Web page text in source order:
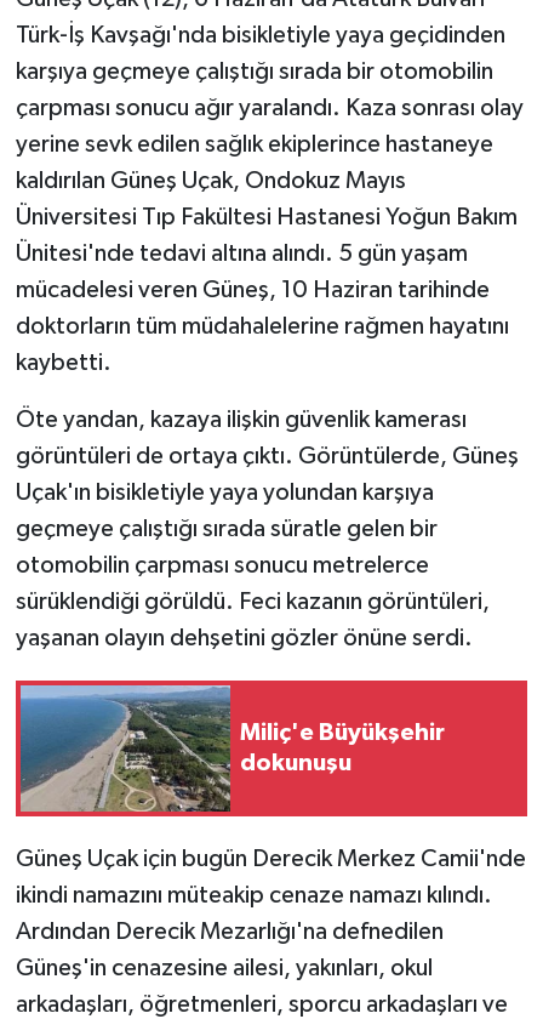
Türk-İş Kavşağı'nda bisikletiyle yaya geçidinden
karşıya geçmeye çalıştığı sırada bir otomobilin
çarpması sonucu ağır yaralandı. Kaza sonrası olay
yerine sevk edilen sağlık ekiplerince hastaneye
kaldırılan Güneş Uçak, Ondokuz Mayıs
Üniversitesi Tıp Fakültesi Hastanesi Yoğun Bakım
Ünitesi'nde tedavi altına alındı. 5 gün yaşam
mücadelesi veren Güneş, 10 Haziran tarihinde
doktorların tüm müdahalelerine rağmen hayatını
kaybetti.
Öte yandan, kazaya ilişkin güvenlik kamerası
görüntüleri de ortaya çıktı. Görüntülerde, Güneş
Uçak'ın bisikletiyle yaya yolundan karşıya
geçmeye çalıştığı sırada süratle gelen bir
otomobilin çarpması sonucu metrelerce
sürüklendiği görüldü. Feci kazanın görüntüleri,
yaşanan olayın dehşetini gözler önüne serdi.
Miliç'e Büyükşehir
dokunuşu
Güneş Uçak için bugün Derecik Merkez Camii'nde
ikindi namazını müteakip cenaze namazı kılındı.
Ardından Derecik Mezarlığı'na defnedilen
Güneş'in cenazesine ailesi, yakınları, okul
arkadaşları, öğretmenleri, sporcu arkadaşları ve